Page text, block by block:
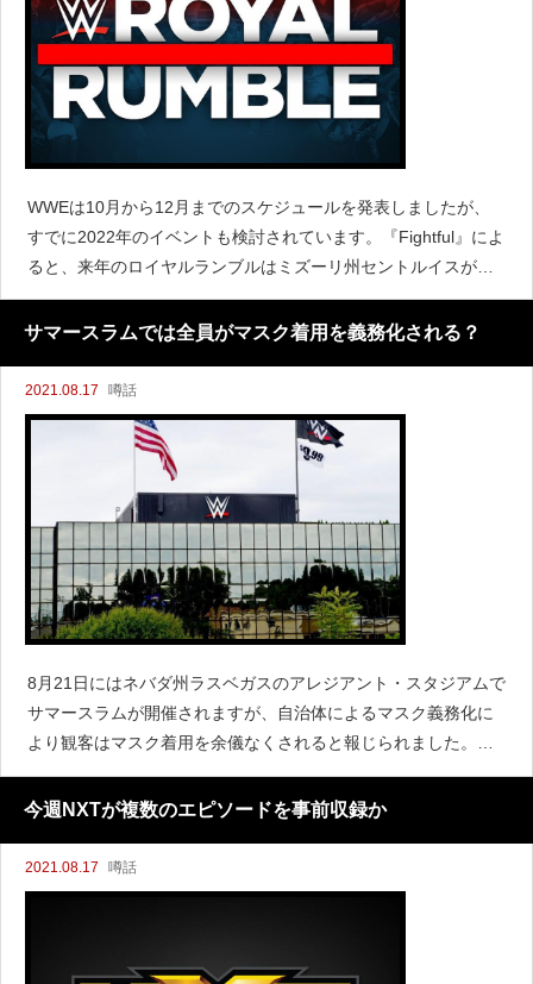
WWEは10月から12月までのスケジュールを発表しましたが、
すでに2022年のイベントも検討されています。『Fightful』によ
ると、来年のロイヤルランブルはミズーリ州セントルイスが開
催地として検討されていると伝えています。また開催日につい
てはまだ具体的な日付が決まっていないものの
サマースラムでは全員がマスク着用を義務化される？
2021.08.17 噂話
8月21日にはネバダ州ラスベガスのアレジアント・スタジアムで
サマースラムが開催されますが、自治体によるマスク義務化に
より観客はマスク着用を余儀なくされると報じられました。し
かし『Ringside News』によると、サマースラムでは観客だけで
なく選手もスタッフも全員がマスク着用を義務付けられ
今週NXTが複数のエピソードを事前収録か
2021.08.17 噂話